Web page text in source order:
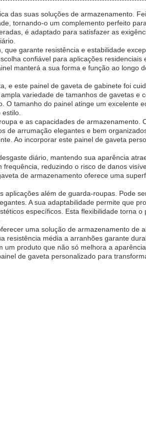
das suas soluções de armazenamento.
tornando-o um complemento perfeito
é adaptado para satisfazer as
garante resistência e estabilidade
confiável para aplicações residenciais
manterá a sua forma e função ao longo
e este painel de gaveta de gabinete foi
variedade de tamanhos de gavetas e
O tamanho do painel atinge um excelente
estilo.
e as capacidades de armazenamento.
de arrumação elegantes e bem
Ao incorporar este painel de gaveta
diário, mantendo sua aparência
reduzindo o risco de danos
de armazenamento oferece uma
além de guarda-roupas. Pode
A sua adaptabilidade permite que
específicos. Esta flexibilidade torna o
uma solução de armazenamento de
resistência média a arranhões garante
produto que não só melhora a
de gaveta personalizado para